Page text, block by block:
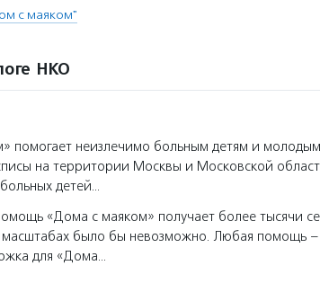
с маяком"
НКО
помогает неизлечимо больным детям и
на территории Москвы и Московской
детей…
«Дома с маяком» получает более тысячи
масштабах было бы невозможно. Любая помощь –
для «Дома…